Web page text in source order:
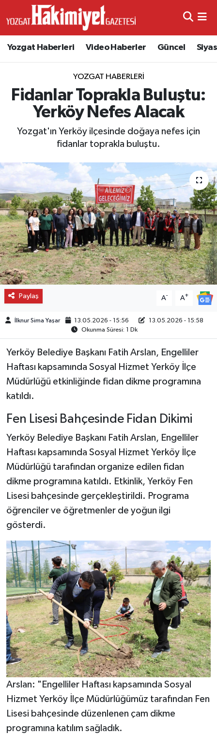
Yozgat Haberleri Video Haberler Güncel
YOZGAT HABERLERI
Fidanlar Toprakla Buluştu:
Yerköy Nefes Alacak
Yozgat'ın Yerköy ilçesinde doğaya nefes için
fidanlar toprakla buluştu.
Paylaş A- A+
İlknur Sima Yaşar 13.05.2026 - 15:56
13.05.2026 - 15:58
Okunma Süresi: 1 Dk
Yerköy Belediye Başkanı Fatih Arslan, Engelliler
Haftası kapsamında Sosyal Hizmet Yerköy İlçe
Müdürlüğü etkinliğinde fidan dikme programına
katıldı.
Fen Lisesi Bahçesinde Fidan Dikimi
Yerköy Belediye Başkanı Fatih Arslan, Engelliler
Haftası kapsamında Sosyal Hizmet Yerköy İlçe
Müdürlüğü tarafından organize edilen fidan
dikme programına katıldı. Etkinlik, Yerköy Fen
Lisesi bahçesinde gerçekleştirildi. Programa
öğrenciler ve öğretmenler de yoğun ilgi
gösterdi.
Arslan: "Engelliler Haftası kapsamında Sosyal
Hizmet Yerköy İlçe Müdürlüğümüz tarafından Fen
Lisesi bahçesinde düzenlenen çam dikme
programına katılım sağladık.